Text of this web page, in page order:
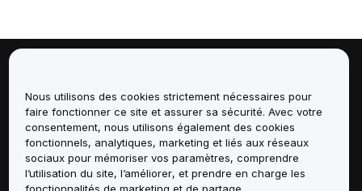
Services
Assistance
Nous utilisons des cookies strictement nécessaires pour
faire fonctionner ce site et assurer sa sécurité. Avec votre
consentement, nous utilisons également des cookies
fonctionnels, analytiques, marketing et liés aux réseaux
sociaux pour mémoriser vos paramètres, comprendre
l’utilisation du site, l’améliorer, et prendre en charge les